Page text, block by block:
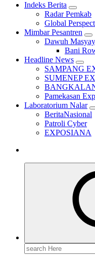
Indeks Berita
Radar Pemkab
Global
Mimbar Pesantren
Dawuh
Bani
Headline News
SAMPANG
SUMENEP
Pamekasan
Laboratorium Nalar
BeritaNasional
Patroli Cyber
EXPOSIANA
Search
for: